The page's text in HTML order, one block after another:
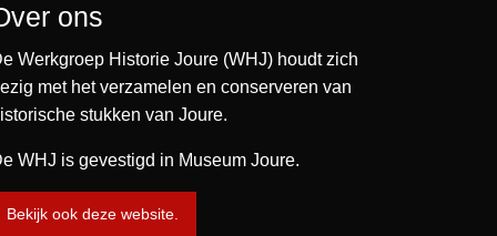
ons
Werkgroep Historie Joure (WHJ) houdt zich
met het verzamelen en conserveren van
stukken van Joure.
WHJ is gevestigd in Museum Joure.
Bekijk ook deze website.